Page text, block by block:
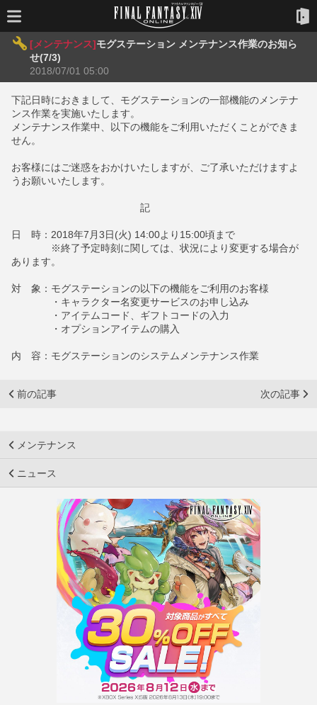
[メンテナンス]モグステーション メンテナンス作業のお知ら
せ(7/3)
2018/07/01 05:00
下記日時におきまして、モグステーションの一部機能のメンテナ
ンス作業を実施いたします。
メンテナンス作業中、以下の機能をご利用いただくことができま
せん。
お客様にはご迷惑をおかけいたしますが、ご了承いただけますよ
うお願いいたします。
記
日 時：2018年7月3日(火) 14:00より15:00頃まで
※終了予定時刻に関しては、状況により変更する場合が
あります。
対 象：モグステーションの以下の機能をご利用のお客様
・キャラクター名変更サービスのお申し込み
・アイテムコード、ギフトコードの入力
・オプションアイテムの購入
内 容：モグステーションのシステムメンテナンス作業
前の記事 次の記事
メンテナンス
ニュース